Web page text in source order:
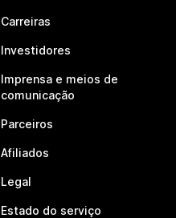
Carreiras
Investidores
Imprensa e meios de
comunicação
Parceiros
Afiliados
Legal
Estado do serviço